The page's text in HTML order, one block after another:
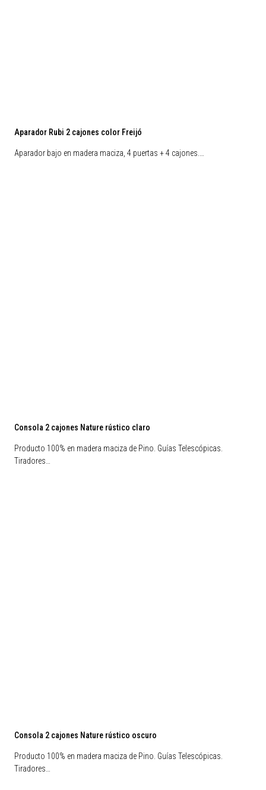
Aparador Rubi 2 cajones color Freijó
Aparador bajo en madera maciza, 4 puertas + 4 cajones.…
Consola 2 cajones Nature rústico claro
Producto 100% en madera maciza de Pino. Guías Telescópicas.
Tiradores…
Consola 2 cajones Nature rústico oscuro
Producto 100% en madera maciza de Pino. Guías Telescópicas.
Tiradores…